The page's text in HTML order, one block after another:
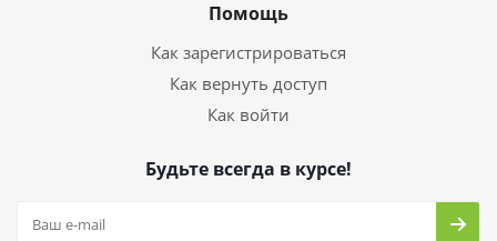
Помощь
Как зарегистрироваться
Как вернуть доступ
Как войти
Будьте всегда в курсе!